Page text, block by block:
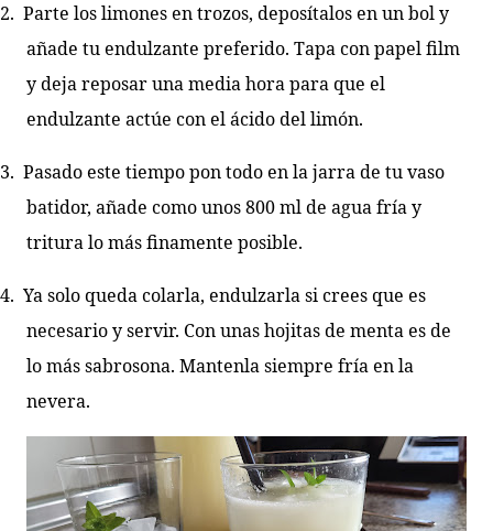
2. Parte los limones en trozos, deposítalos en un bol y
añade tu endulzante preferido. Tapa con papel film
y deja reposar una media hora para que el
endulzante actúe con el ácido del limón.
3. Pasado este tiempo pon todo en la jarra de tu vaso
batidor, añade como unos 800 ml de agua fría y
tritura lo más finamente posible.
4. Ya solo queda colarla, endulzarla si crees que es
necesario y servir. Con unas hojitas de menta es de
lo más sabrosona. Mantenla siempre fría en la
nevera.